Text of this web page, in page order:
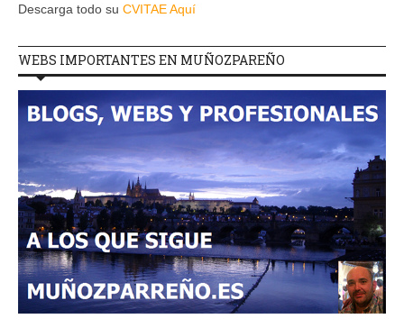
Descarga todo su CVITAE Aquí
WEBS IMPORTANTES EN MUÑOZPAREÑO